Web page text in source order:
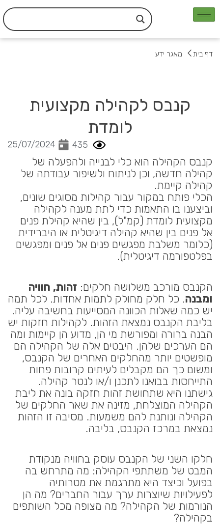
דילוג
לתוכן
דף בית מאגר ידע
קנבס לקהילה מקצועית
לומדת
25/07/2024 435
קנבס הקהילה הוא כלי לבנייה ולהפעלה של
קהילה חדשה, וכן לניתוח ולשיפור עבודתה של
קהילה קיימת.
הכלי פותח במקור עבור קהילות מסוגים שונים,
וביצענו בו התאמות כדי לתת מענה לקהילה
מקצועית לומדת (קמ"ל), בין שהיא קהילת פנים
אל פנים בין שהיא קהילה דיגיטלית או היברידית
(כלומר משלבת מפגשים פנים אל פנים ומפגשים
בפלטפורמה דיגיטלית).
הקנבס מורכב משלושה חלקים: זהות, חוויה
ומבנה. כל חלק מחולק לתמות אחדות. לכל תמה
יש כמה שאלות הכוונה המסייעות בחשיבה עליה.
בליבת הקנבס נמצאת הזהות. לקהילות חזקות יש
הבנה ברורה ומפורשת מי הן, מדוע הן קיימות ומה
הם הערכים שלהן. היבטים אלה של הקהילה הם
מופשטים יותר מהחלקים האחרים של הקנבס,
ומשום כך הם מקבלים לעיתים קרובות פחות
התייחסות בבואנו לתכנן ו/או לנטר קהילה.
גישתנו היא שתחושת זהות חזקה בונה את ליבת
הקהילה המוצלחת, מזינה את שאר החלקים של
הקהילה ונותנת להם משמעות. מסיבה זו הזהות
נמצאת במרכז הקנבס, בליבה.
חלקו השני של הקנבס עוסק בחוויה מנקודת
המבט של משתתפי הקהילה: מה מתרחש בה
בפועל וכיצד היא מתרגמת את מטרותיה
לפעילויות שיוצרות ערך עבור החברים? מה הן
הנורמות של הקהילה? מה מצופה מכל השותפים
בקהילה?